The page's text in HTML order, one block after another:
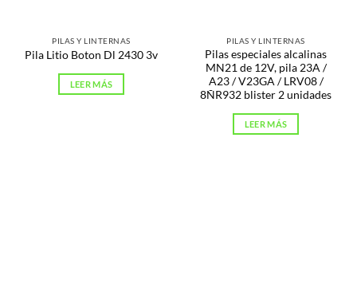
PILAS Y LINTERNAS
Pila Litio Boton Dl 2430 3v
LEER MÁS
PILAS Y LINTERNAS
Pilas especiales alcalinas
MN21 de 12V, pila 23A /
A23 / V23GA / LRV08 /
8ÑR932 blister 2 unidades
LEER MÁS